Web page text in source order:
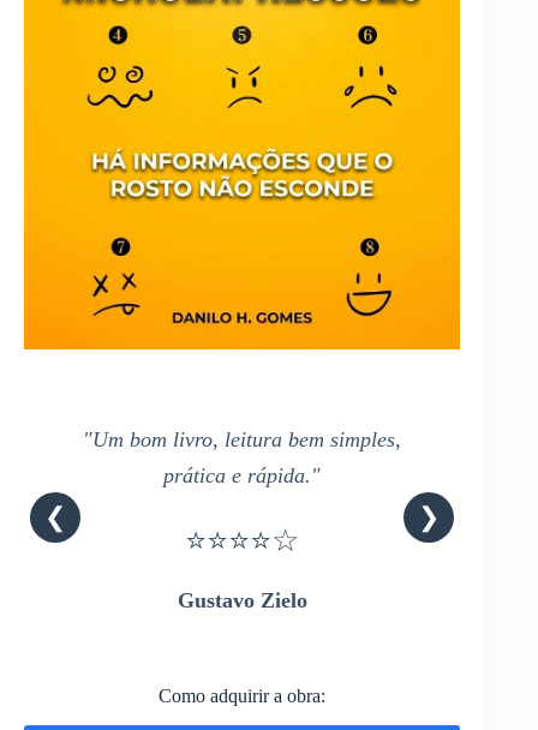
"Um bom livro, leitura bem simples,
prática e rápida."
⭐⭐⭐⭐☆
Gustavo Zielo
❮ ❯
Como adquirir a obra: